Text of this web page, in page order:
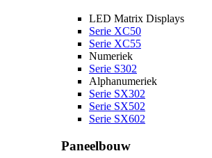
LED Matrix Displays
Serie XC50
Serie XC55
Numeriek
Serie S302
Alphanumeriek
Serie SX302
Serie SX502
Serie SX602
Paneelbouw